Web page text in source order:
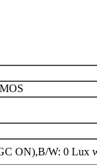
ON),B/W: 0 Lux